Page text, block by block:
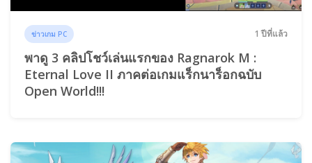
ข่าวเกม PC 1 ปีที่แล้ว
พาดู 3 คลิปโชว์เล่นแรกของ Ragnarok M :
Eternal Love II ภาคต่อเกมแร็กนาร็อกฉบับ
Open World!!!